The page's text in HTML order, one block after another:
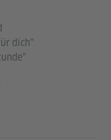
dich“